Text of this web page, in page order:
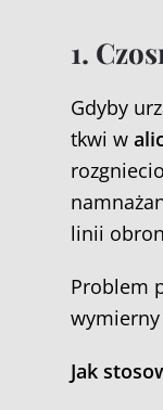
1.
Gdyby
tkwi w
linii
Problem
Jak